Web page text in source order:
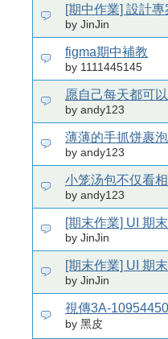
[期中作業] 設計
by JinJin
figma期中補教
by 1111445145
愿自己每天都可
by andy123
薄薄的手抓饼裹
by andy123
小笼汤包不仅看
by andy123
[期末作業] UI 期
by JinJin
[期末作業] UI 期
by JinJin
視傳3A-
by 黑皮